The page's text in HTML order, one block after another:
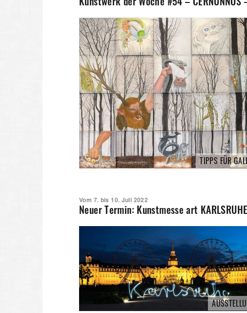
TIPPS FÜR
Vom 7. bis 10. Juli 2022
Neuer Termin: Kunstmesse art